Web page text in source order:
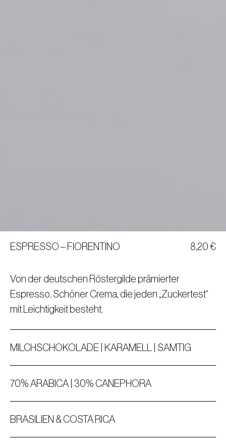
ESPRESSO – FIORENTINO 8,20€
Von der deutschen Röstergilde prämierter
Espresso. Schöner Crema, die jeden „Zuckertest“
mit Leichtigkeit besteht.
MILCHSCHOKOLADE | KARAMELL | SAMTIG
70% ARABICA | 30% CANEPHORA
BRASILIEN & COSTA RICA